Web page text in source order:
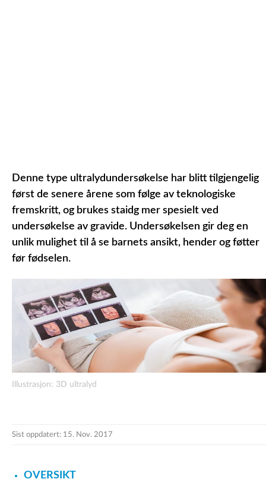
Denne type ultralydundersøkelse har blitt tilgjengelig
først de senere årene som følge av teknologiske
fremskritt, og brukes staidg mer spesielt ved
undersøkelse av gravide. Undersøkelsen gir deg en
unlik mulighet til å se barnets ansikt, hender og føtter
før fødselen.
Illustrasjon: 3D ultralyd
Sist oppdatert: 15. Nov. 2017
OVERSIKT